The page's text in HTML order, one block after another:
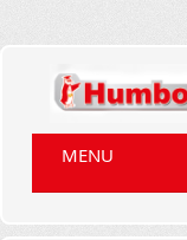
MENU